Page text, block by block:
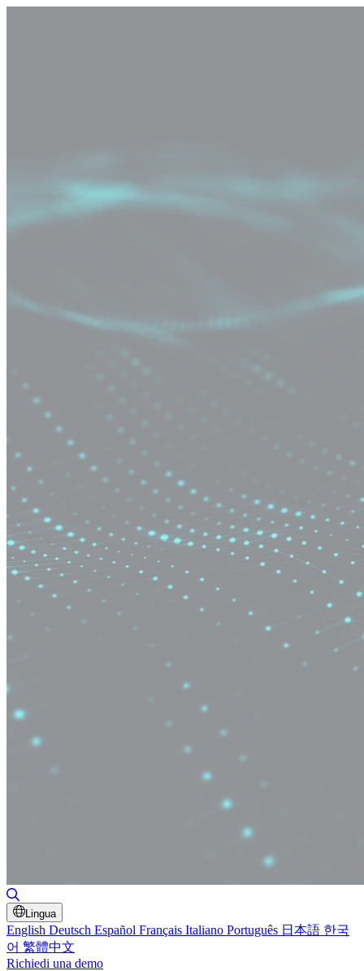
Lingua
English Deutsch Español Français Italiano Português 日本語 한국
어 繁體中文
Richiedi una demo